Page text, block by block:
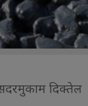
दिक्तेल